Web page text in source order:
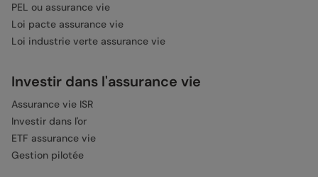
PEL ou assurance vie
Loi pacte assurance vie
Loi industrie verte assurance vie
Investir dans l'assurance vie
Assurance vie ISR
Investir dans l'or
ETF assurance vie
Gestion pilotée